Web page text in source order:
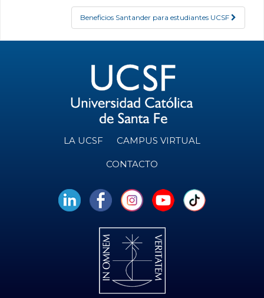
Beneficios Santander para estudiantes UCSF
LA UCSF CAMPUS VIRTUAL
CONTACTO